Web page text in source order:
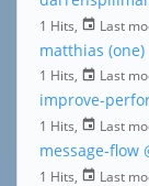
1 Hits, Last
matthias (one)
1 Hits, Last
improve-
1 Hits, Last
message-flow
1 Hits, Last